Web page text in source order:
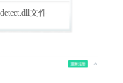
文件